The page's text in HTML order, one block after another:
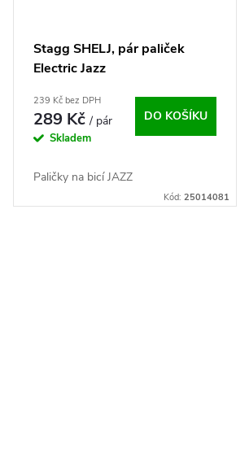
Stagg SHELJ, pár paliček
Electric Jazz
239 Kč bez DPH
289 Kč/ pár
Skladem
DO KOŠÍKU
Paličky na bicí JAZZ
Kód:25014081